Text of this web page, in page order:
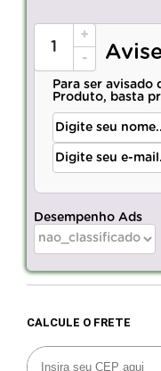
+
-
Para ser avisado
Produto, basta
Desempenho Ads